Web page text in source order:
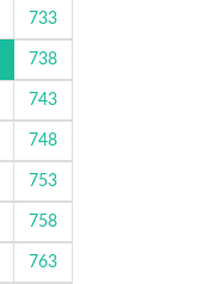
733
738
743
748
753
758
763